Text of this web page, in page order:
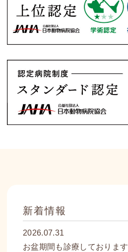
新着情報
2026.07.31
お盆期間も診療しております